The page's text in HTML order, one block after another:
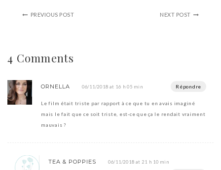
PREVIOUS POST NEXT POST
4 Comments
ORNELLA 06/11/2018 at 16 h 05 min Répondre
Le film était triste par rapport à ce que tu en avais imaginé
mais le fait que ce soit triste, est-ce que ça le rendait vraiment
mauvais ?
TEA & POPPIES 06/11/2018 at 21 h 10 min